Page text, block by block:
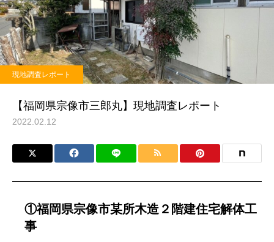
現地調査レポート
【福岡県宗像市三郎丸】現地調査レポート
2022.02.12
①福岡県宗像市某所木造２階建住宅解体工
事